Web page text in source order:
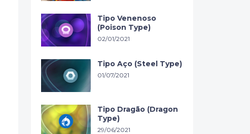
Tipo Venenoso
(Poison Type)
02/01/2021
Tipo Aço (Steel Type)
01/07/2021
Tipo Dragão (Dragon
Type)
29/06/2021